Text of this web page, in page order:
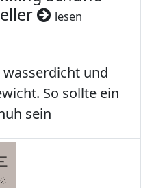
lesen
wasserdicht und
So sollte ein
sein